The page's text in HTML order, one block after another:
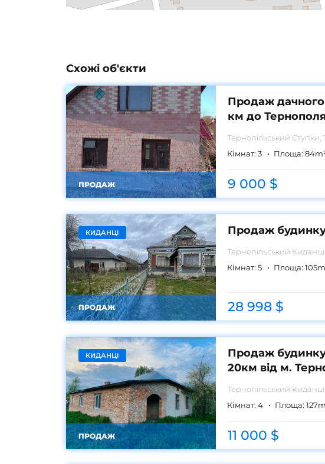
Схожі об'єкти
ПРОДАЖ
Продаж дачного
км до Тернополя
Тернопільський Ступки,
Кімнат: 3 Площа: 84
9 000 $
КИДАНЦІ
ПРОДАЖ
Продаж
Тернопільський
Кімнат: 5 Площа: 105
28 998 $
КИДАНЦІ
ПРОДАЖ
Продаж
20км від м.
Тернопільський
Кімнат: 4 Площа: 127
11 000 $